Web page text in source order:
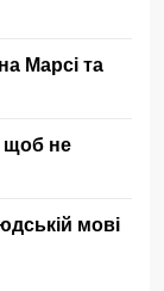
Марсі та
щоб не
мові